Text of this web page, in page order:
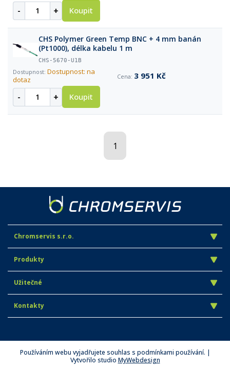
- + Koupit
CHS Polymer Green Temp BNC + 4 mm banán
(Pt1000), délka kabelu 1 m
CHS-5670-U1B
Dostupnost: na
dotaz
3 951 Kč
- + Koupit
1
Chromservis s.r.o.
Produkty
Užitečné
Kontakty
Používáním webu vyjadřujete souhlas s podmínkami používání. |
Vytvořilo studio MyWebdesign